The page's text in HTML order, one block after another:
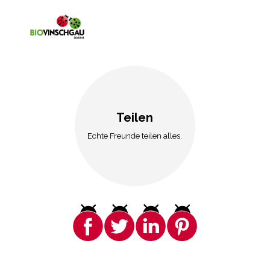
Teilen
Echte Freunde teilen alles.